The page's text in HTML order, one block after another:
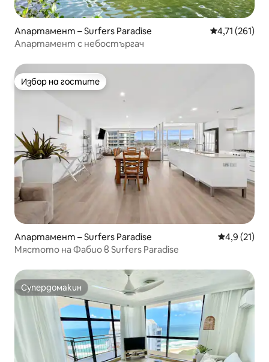
Апартамент – Surfers Paradise Средна
4,71 (261)
Апартамент с небостъргач
Избор на гостите
Избор на гостите
Апартамент – Surfers Paradise Средна
4,9 (21)
Мястото на Фабио в Surfers Paradise
Супердомакин
Супердомакин